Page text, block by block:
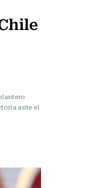
ante el